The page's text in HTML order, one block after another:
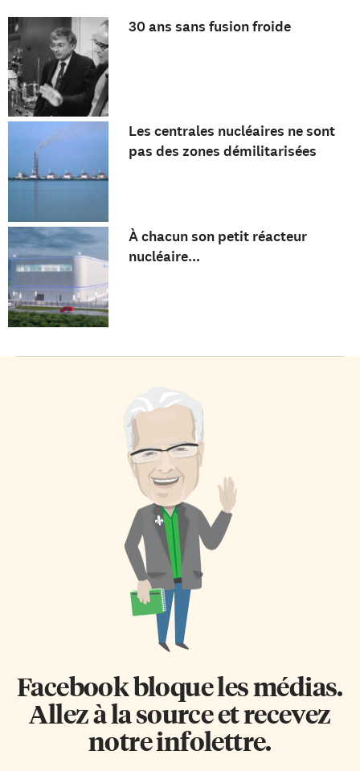
30 ans sans fusion froide
Les centrales nucléaires ne sont
pas des zones démilitarisées
À chacun son petit réacteur
nucléaire...
Facebook bloque les médias.
Allez à la source et recevez
notre infolettre.